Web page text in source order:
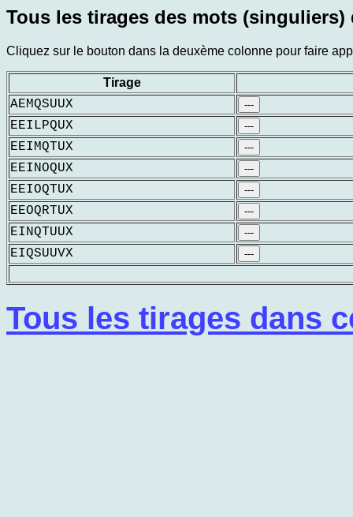
Tous les tirages des mots (singuliers)
Cliquez sur le bouton dans la deuxème colonne pour faire
Tirage
AEMQSUUX ---
EEILPQUX ---
EEIMQTUX ---
EEINOQUX ---
EEIOQTUX ---
EEOQRTUX ---
EINQTUUX ---
EIQSUUVX ---
Tous les tirages dans